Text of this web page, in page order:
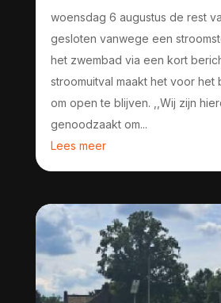
woensdag 6 augustus de rest
gesloten vanwege een
het zwembad via een kort
stroomuitval maakt het voor het
om open te blijven. ,,Wij zijn
genoodzaakt om...
Lees meer